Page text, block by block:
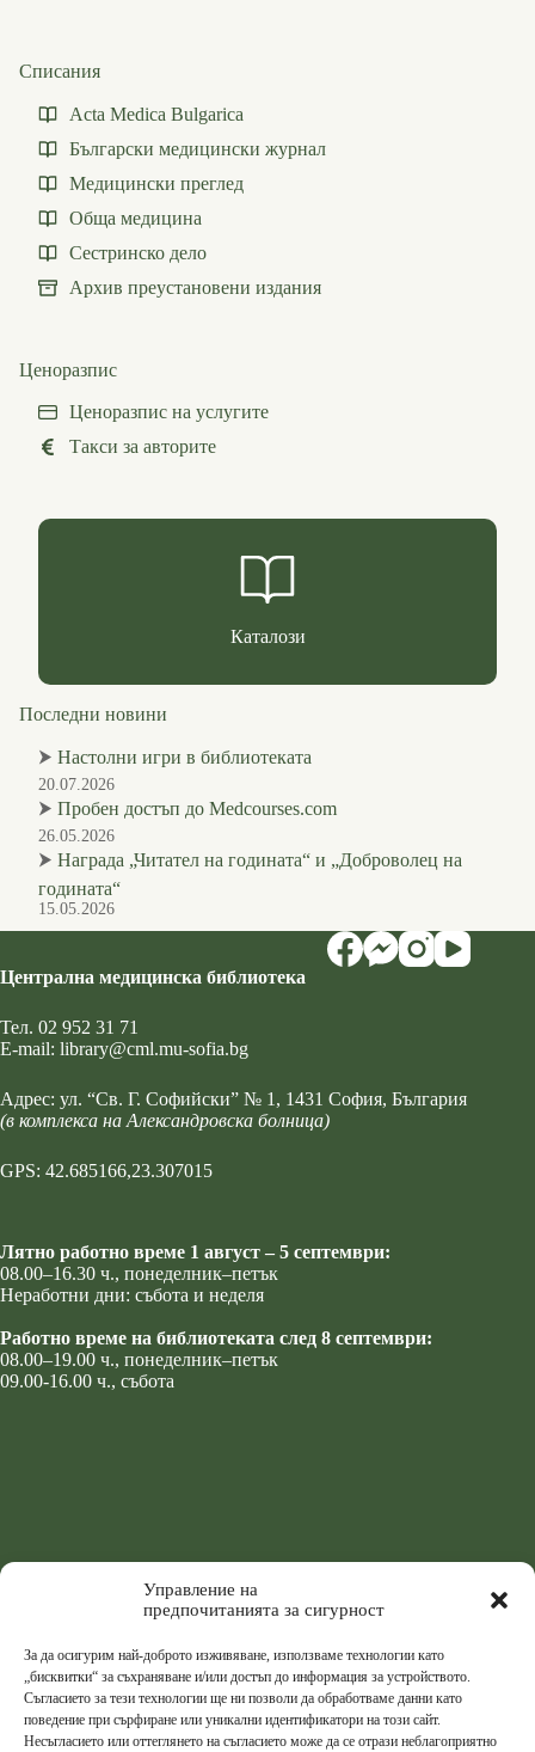
Управление на
предпочитанията за сигурност
За да осигурим най-доброто изживяване, използваме технологии като
„бисквитки“ за съхраняване и/или достъп до информация за устройството.
Съгласието за тези технологии ще ни позволи да обработваме данни като
поведение при сърфиране или уникални идентификатори на този сайт.
Несъгласието или оттеглянето на съгласието може да се отрази неблагоприятно
Списания
Acta Medica Bulgarica
Български медицински журнал
Медицински преглед
Обща медицина
Сестринско дело
Архив преустановени издания
Ценоразпис
Ценоразпис на услугите
Такси за авторите
Каталози
Последни новини
⮞ Настолни игри в библиотеката
20.07.2026
⮞ Пробен достъп до Medcourses.com
26.05.2026
⮞ Награда „Читател на годината“ и „Доброволец на
годината“
15.05.2026
Централна медицинска библиотека
Тел. 02 952 31 71
Е-mail: library@cml.mu-sofia.bg
Адрес: ул. “Св. Г. Софийски” № 1 , 1431 София, България
(в комплекса на Александровска болница)
GPS: 42.685166,23.307015
Лятно работно време 1 август – 5 септември:
08.00–16.30 ч., понеделник–петък
Неработни дни: събота и неделя
Работно време на библиотеката след 8 септември:
08.00–19.00 ч., понеделник–петък
09.00-16.00 ч., събота